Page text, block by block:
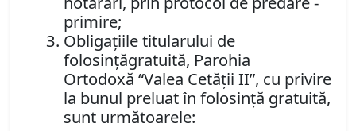
primire;
Obligațiile titularului de
folosințăgratuită, Parohia
Ortodoxă “Valea Cetății II”, cu privire
la bunul preluat în folosință gratuită,
sunt următoarele: